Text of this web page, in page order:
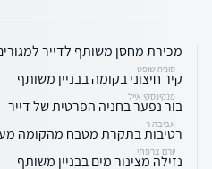
מכירת מחסן משותף לדייר
סוניה שופט
קיר חיצוני בקומה בבניין משותף
פנקינסקי אייל
בור נפער בחניה הפרטית של דייר
אביבה ר
רטיבות בתקרת מטבח מהקומה
יורם צרפתי
נזילה מצינור מים בבניין משותף